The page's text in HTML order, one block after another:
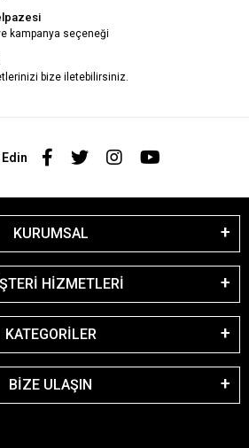
kampanya seçeneği
bize iletebilirsiniz.
KURUMSAL
HİZMETLERİ
KATEGORİLER
BİZE ULAŞIN